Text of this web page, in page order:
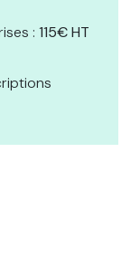
: 115€ HT